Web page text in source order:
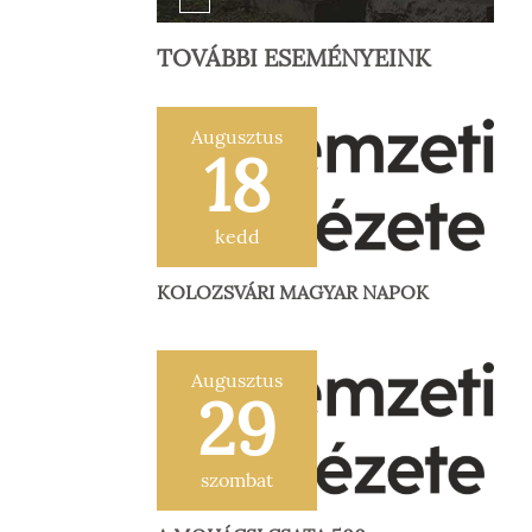
TOVÁBBI ESEMÉNYEINK
Augusztus
18
kedd
KOLOZSVÁRI MAGYAR NAPOK
Augusztus
29
szombat